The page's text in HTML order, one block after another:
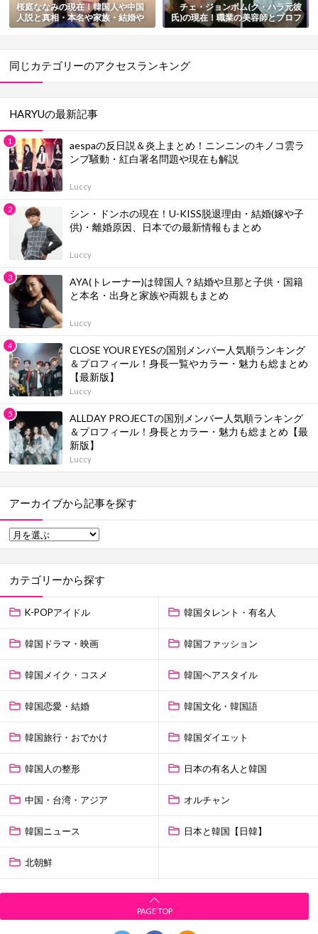
桜庭ななみの現在！韓国人や中国
人説と真相・本名や家族・結婚や
旦那も総まとめ
チェ・ジョンボム(ク・ハラ元彼
氏)の現在！職業の美容師とプロフ
ィール・暴行事件とリベンジポル
同じカテゴリーのアクセスランキング
HARYUの最新記事
aespaの反日説＆炎上まとめ！ニンニンのキノコ雲ラ
ンプ騒動・紅白署名問題や現在も解説
Luccy
シン・ドンホの現在！U-KISS脱退理由・結婚(嫁や子
供)・離婚原因、日本での最新情報もまとめ
Luccy
AYA(トレーナー)は韓国人？結婚や旦那と子供・国籍
と本名・出身と家族や両親もまとめ
Luccy
CLOSE YOUR EYESの国別メンバー人気順ランキング
＆プロフィール！身長一覧やカラー・魅力も総まとめ
【最新版】
Luccy
ALLDAY PROJECTの国別メンバー人気順ランキング
＆プロフィール！身長とカラー・魅力も総まとめ【最
新版】
Luccy
アーカイブから記事を探す
カテゴリーから探す
K-POPアイドル 韓国タレント・有名人
韓国ドラマ・映画 韓国ファッション
韓国メイク・コスメ 韓国ヘアスタイル
韓国恋愛・結婚 韓国文化・韓国語
韓国旅行・おでかけ 韓国ダイエット
韓国人の整形 日本の有名人と韓国
中国・台湾・アジア オルチャン
韓国ニュース 日本と韓国【日韓】
北朝鮮
PAGE TOP